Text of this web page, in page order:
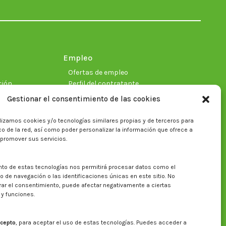
Gestionar el consentimiento de las cookies
cookies y/o tecnologías similares propias y de terceros para
de la red, así como poder personalizar la información que ofrece a
sus servicios.
de estas tecnologías nos permitirá procesar datos como el
de navegación o las identificaciones únicas en este sitio. No
el consentimiento, puede afectar negativamente a ciertas
funciones.
, para aceptar el uso de estas tecnologías. Puedes acceder a
new new new new new new
Empleo
Ofertas de empleo
Perfil del contratante
Buscar en la web del CITA
Buscar: